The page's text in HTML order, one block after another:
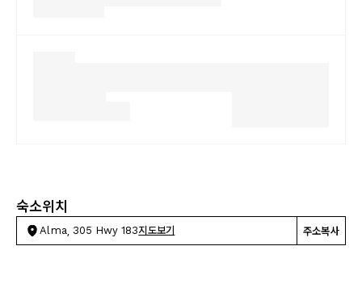
숙소위치
Alma, 305 Hwy 183지도보기 주소복사